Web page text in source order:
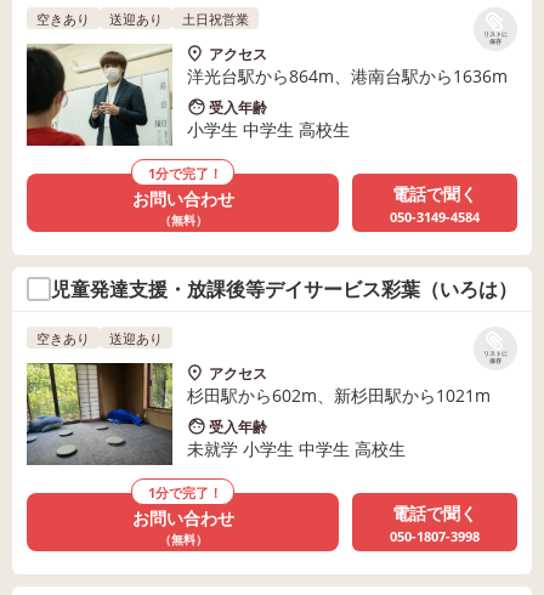
リストに
保存
空きあり 送迎あり 土日祝営業
アクセス
洋光台駅から864m、港南台駅から1636m
受入年齢
小学生 中学生 高校生
1分で完了！
お問い合わせ
（無料）
電話で聞く
050-3149-4584
児童発達支援・放課後等デイサービス彩葉（いろは）
リストに
保存
空きあり 送迎あり
アクセス
杉田駅から602m、新杉田駅から1021m
受入年齢
未就学 小学生 中学生 高校生
1分で完了！
お問い合わせ
（無料）
電話で聞く
050-1807-3998